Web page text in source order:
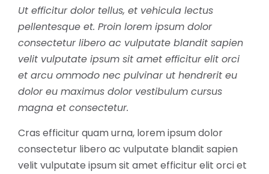
Ut efficitur dolor tellus, et vehicula lectus
pellentesque et. Proin lorem ipsum dolor
consectetur libero ac vulputate blandit sapien
velit vulputate ipsum sit amet efficitur elit orci
et arcu ommodo nec pulvinar ut hendrerit eu
dolor eu maximus dolor vestibulum cursus
magna et consectetur.
Cras efficitur quam urna, lorem ipsum dolor
consectetur libero ac vulputate blandit sapien
velit vulputate ipsum sit amet efficitur elit orci et